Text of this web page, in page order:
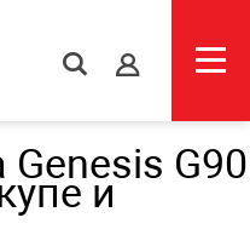
s
G90
и